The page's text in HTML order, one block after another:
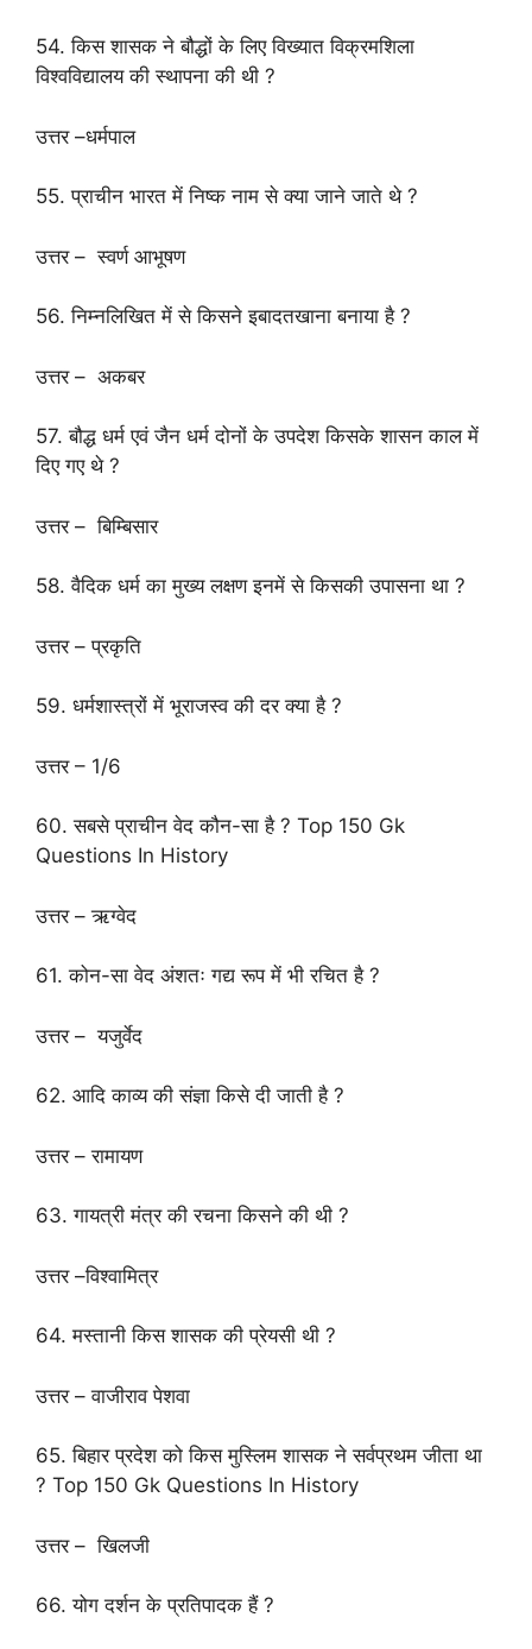
54. किस शासक ने बौद्धों के लिए विख्यात विक्रमशिला
विश्वविद्यालय की स्थापना की थी ?
उत्तर –धर्मपाल
55. प्राचीन भारत में निष्क नाम से क्या जाने जाते थे ?
उत्तर – स्वर्ण आभूषण
56. निम्नलिखित में से किसने इबादतखाना बनाया है ?
उत्तर – अकबर
57. बौद्ध धर्म एवं जैन धर्म दोनों के उपदेश किसके शासन काल में
दिए गए थे ?
उत्तर – बिम्बिसार
58. वैदिक धर्म का मुख्य लक्षण इनमें से किसकी उपासना था ?
उत्तर – प्रकृति
59. धर्मशास्त्रों में भूराजस्व की दर क्या है ?
उत्तर – 1/6
60. सबसे प्राचीन वेद कौन-सा है ? Top 150 Gk
Questions In History
उत्तर – ऋग्वेद
61. कोन-सा वेद अंशतः गद्य रूप में भी रचित है ?
उत्तर – यजुर्वेद
62. आदि काव्य की संज्ञा किसे दी जाती है ?
उत्तर – रामायण
63. गायत्री मंत्र की रचना किसने की थी ?
उत्तर –विश्वामित्र
64. मस्तानी किस शासक की प्रेयसी थी ?
उत्तर – वाजीराव पेशवा
65. बिहार प्रदेश को किस मुस्लिम शासक ने सर्वप्रथम जीता था
? Top 150 Gk Questions In History
उत्तर – खिलजी
66. योग दर्शन के प्रतिपादक हैं ?